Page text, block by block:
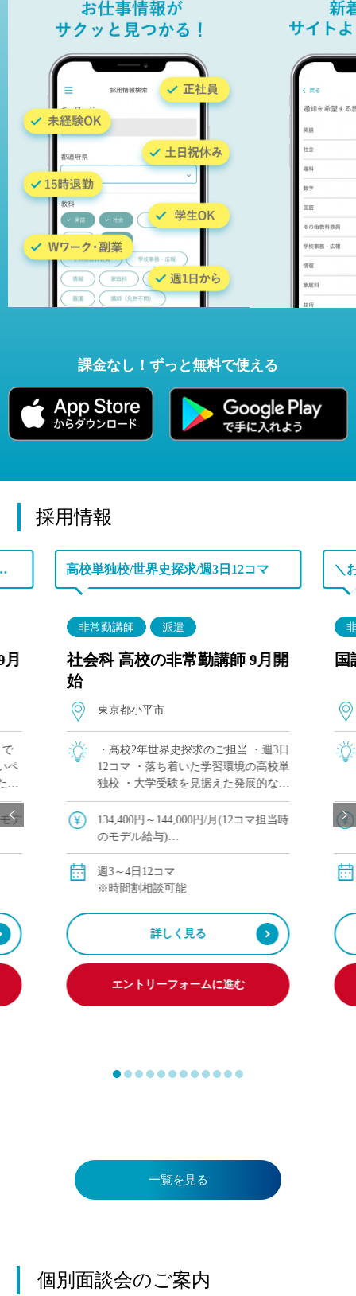
課金なし！ずっと無料で使える
採用情報
生も幅広く活躍中の学校です♪
で
ペ
だ
毎
の
デ
高校単独校/世界史探求/週3日12コマ
非常勤講師 派遣
社会科 高校の非常勤講師 9月開
始
東京都小平市
・高校2年世界史探求のご担当 ・週3日
12コマ ・落ち着いた学習環境の高校単
独校 ・大学受験を見据えた発展的な授
業が可能 ・他校や塾、予備校との兼務
をご希望の方にもおすすめ
134,400円～144,000円/月(12コマ担当時
のモデル給与)
※教員経験年数により変動
交通費別途全額支給
週3～4日12コマ
※時間割相談可能
詳しく見る
エントリーフォームに進む
国
一覧を見る
個別面談会のご案内